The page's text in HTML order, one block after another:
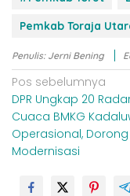
Pemkab Toraja
Penulis: Jerni Bening
N
a
v
i
Pos sebelumnya
DPR Ungkap 20
Cuaca BMKG
Operasional, Dorong
Modernisasi